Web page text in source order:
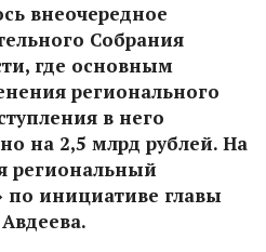
внеочередное
Собрания
где основным
регионального
в него
на 2,5 млрд рублей. На
региональный
по инициативе главы